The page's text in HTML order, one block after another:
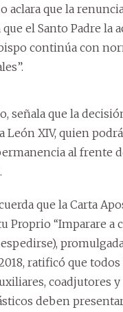
aclara que la
el Santo Padre la
continúa con
señala que la
León XIV, quien
al frente
que la Carta
Proprio ‘‘Imparare a
ratificó que
coadjutores
deben